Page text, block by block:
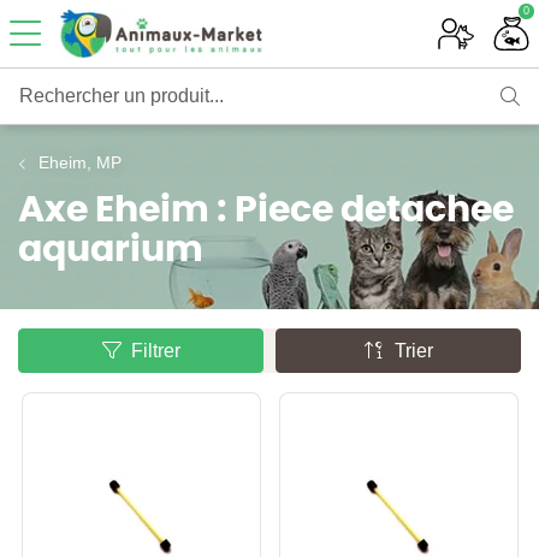
0
Eheim, MP
Axe Eheim : Piece detachee
aquarium
Filtrer Trier